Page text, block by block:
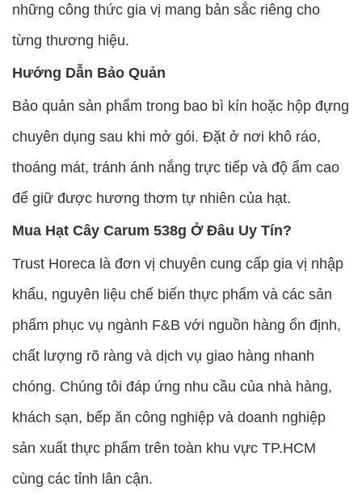
những công thức gia vị mang bản sắc riêng cho
từng thương hiệu.
Hướng Dẫn Bảo Quản
Bảo quản sản phẩm trong bao bì kín hoặc hộp đựng
chuyên dụng sau khi mở gói. Đặt ở nơi khô ráo,
thoáng mát, tránh ánh nắng trực tiếp và độ ẩm cao
để giữ được hương thơm tự nhiên của hạt.
Mua Hạt Cây Carum 538g Ở Đâu Uy Tín?
Trust Horeca là đơn vị chuyên cung cấp gia vị nhập
khẩu, nguyên liệu chế biến thực phẩm và các sản
phẩm phục vụ ngành F&B với nguồn hàng ổn định,
chất lượng rõ ràng và dịch vụ giao hàng nhanh
chóng. Chúng tôi đáp ứng nhu cầu của nhà hàng,
khách sạn, bếp ăn công nghiệp và doanh nghiệp
sản xuất thực phẩm trên toàn khu vực TP.HCM
cùng các tỉnh lân cận.